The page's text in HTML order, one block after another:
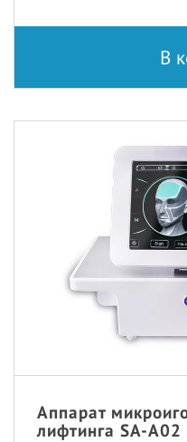
В
Аппарат
лифтинга SA-A02